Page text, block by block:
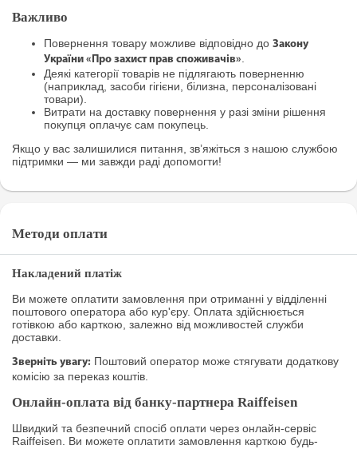
Важливо
Повернення товару можливе відповідно до Закону
України «Про захист прав споживачів».
Деякі категорії товарів не підлягають поверненню
(наприклад, засоби гігієни, білизна, персоналізовані
товари).
Витрати на доставку повернення у разі зміни рішення
покупця оплачує сам покупець.
Якщо у вас залишилися питання, зв’яжіться з нашою службою
підтримки — ми завжди раді допомогти!
Методи оплати
Накладений платіж
Ви можете оплатити замовлення при отриманні у відділенні
поштового оператора або кур'єру. Оплата здійснюється
готівкою або карткою, залежно від можливостей служби
доставки.
Зверніть увагу: Поштовий оператор може стягувати додаткову
комісію за переказ коштів.
Онлайн-оплата від банку-партнера Raiffeisen
Швидкий та безпечний спосіб оплати через онлайн-сервіс
Raiffeisen. Ви можете оплатити замовлення карткою будь-